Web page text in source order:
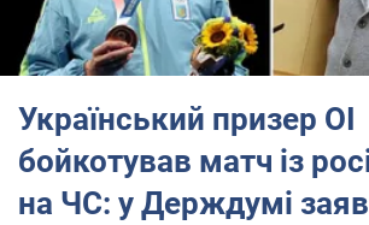
Український призер ОІ
бойкотував матч із
на ЧС: у Держдумі